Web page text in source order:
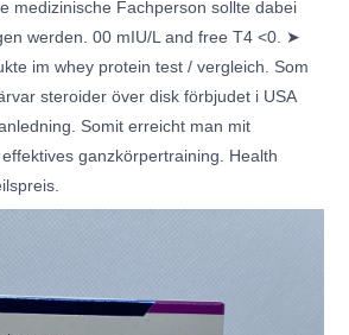
medizinische Fachperson sollte dabei
werden. 00 mIU/L and free T4 <0. ➤
im whey protein test / vergleich. Som
steroider över disk förbjudet i USA
Somit erreicht man mit
ganzkörpertraining. Health